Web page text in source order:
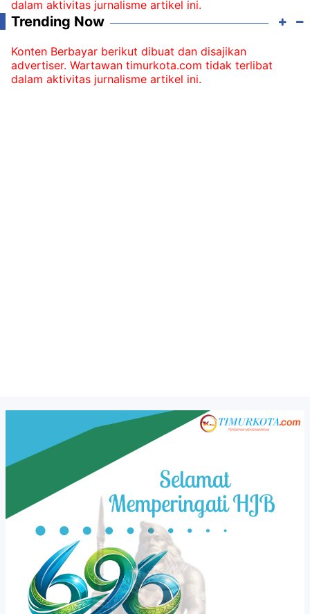
dalam aktivitas jurnalisme artikel ini.
Trending Now
Konten Berbayar berikut dibuat dan disajikan
advertiser. Wartawan timurkota.com tidak terlibat
dalam aktivitas jurnalisme artikel ini.